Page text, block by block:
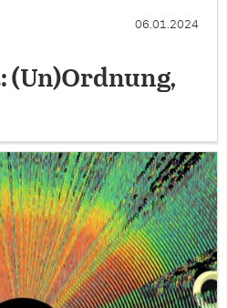
06.01.2024